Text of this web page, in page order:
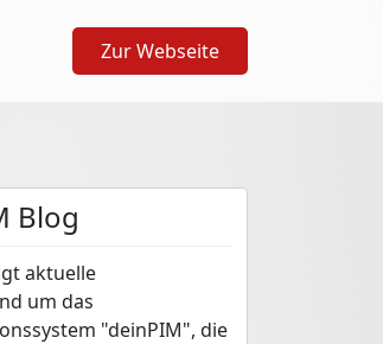
Zur Webseite
Blog
aktuelle
um das
"deinPIM", die